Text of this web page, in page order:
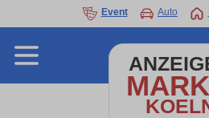
Event Auto